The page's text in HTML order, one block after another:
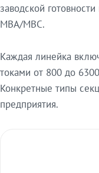
заводской
МВА/МВС.
Каждая линейка
токами от 800 до
Конкретные типы
предприятия.